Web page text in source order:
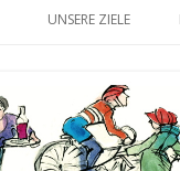
UNSERE ZIELE